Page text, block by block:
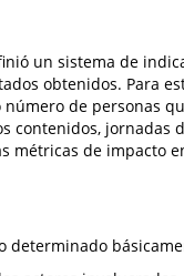
un sistema de
obtenidos. Para
de personas
contenidos, jornadas
métricas de impacto
determinado